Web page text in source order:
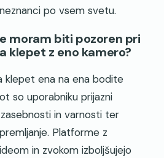
po vsem svetu.
moram biti pozoren pri
klepet z eno kamero?
klepet ena na ena bodite
so uporabniku prijazni
in varnosti ter
Platforme z
in zvokom izboljšujejo